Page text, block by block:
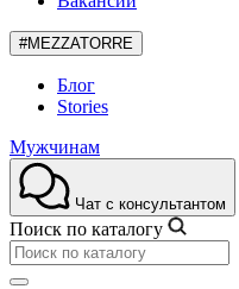
#MEZZATORRE
Блог
Stories
Мужчинам
Чат с консультантом
Поиск по каталогу